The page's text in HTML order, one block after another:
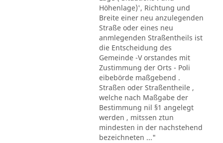
Höhenlage)', Richtung und
Breite einer neu anzulegenden
Straße oder eines neu
anmlegenden Straßentheils ist
die Entscheidung des
Gemeinde -V orstandes mit
Zustimmung der Orts - Poli
eibebörde maßgebend .
Straßen oder Straßentheile ,
welche nach Maßgabe der
Bestimmung nil §1 angelegt
werden , mitssen ztun
mindesten in der nachstehend
bezeichneten ..."